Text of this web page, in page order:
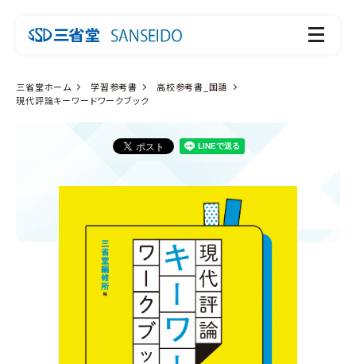
三省堂ホーム 学習参考書
高校参考書_国語
現代評論キーワードワークブック